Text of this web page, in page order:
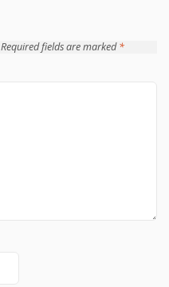
Required fields are marked*